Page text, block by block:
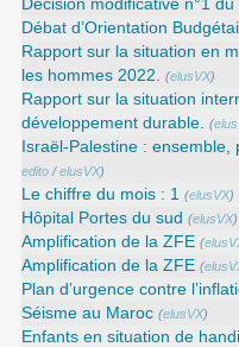
Décision modificative n°1 du
Débat d’Orientation
Rapport sur la situation en
les hommes 2022.
(elusVX)
Rapport sur la situation
développement durable.
(
Israël-Palestine : ensemble,
edito /elusVX)
Le chiffre du mois : 1 (elusVX)
Hôpital Portes du sud (elusVX)
Amplification de la ZFE (
Amplification de la ZFE (
Plan d’urgence contre
Séisme au Maroc (elusVX)
Enfants en situation de